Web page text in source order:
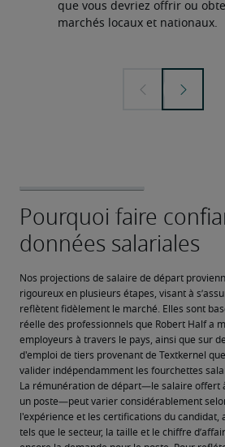
que vous devriez offrir ou
marchés locaux et nationaux.
Nos projections de salaire de départ
rigoureux en plusieurs étapes, visant à
reflètent fidèlement le marché. Elles sont
réelle des professionnels que Robert Half a
employeurs à travers le pays, ainsi que sur
d'emploi de tiers provenant de Textkernel
valider indépendamment les fourchettes
La rémunération de départ—le salaire offert
un poste—peut varier considérablement
l'expérience et les certifications du candidat,
tels que le secteur, la taille et le chiffre